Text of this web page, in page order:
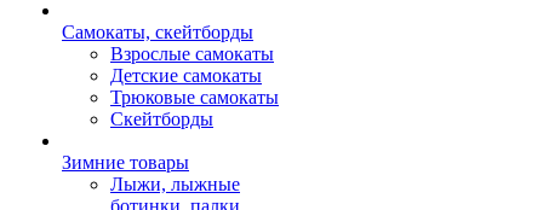
Самокаты, скейтборды
Взрослые самокаты
Детские самокаты
Трюковые самокаты
Скейтборды
Зимние товары
Лыжи, лыжные
ботинки, палки